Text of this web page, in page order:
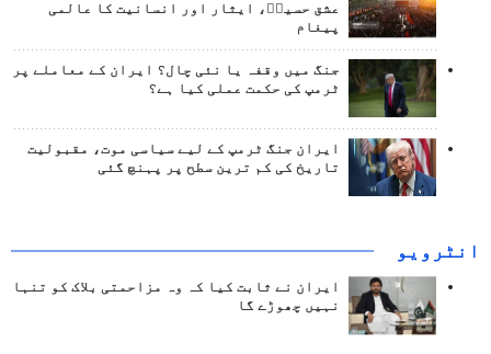
عشق حسینؑ، ایثار اور انسانیت کا عالمی
پیغام
جنگ میں وقفہ یا نئی چال؟ ایران کے معاملے پر
ٹرمپ کی حکمت عملی کیا ہے؟
ایران جنگ ٹرمپ کے لیے سیاسی موت، مقبولیت
تاریخ کی کم ترین سطح پر پہنچ گئی
انٹرويو
ایران نے ثابت کیا کہ وہ مزاحمتی بلاک کو تنہا
نہیں چھوڑے گا